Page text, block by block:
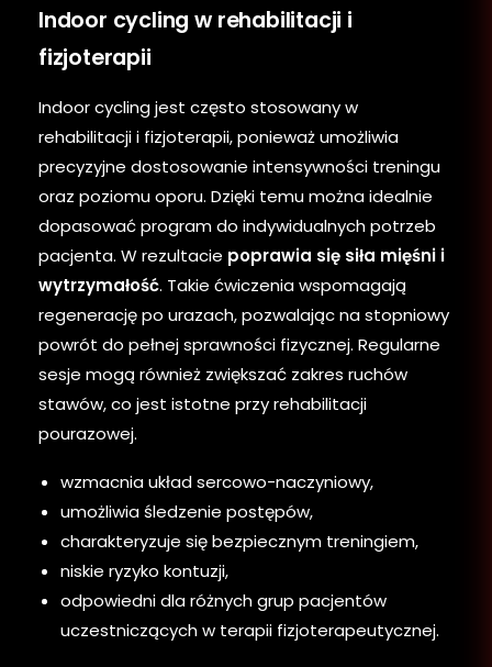
Indoor cycling w rehabilitacji i
fizjoterapii
Indoor cycling jest często stosowany w
rehabilitacji i fizjoterapii, ponieważ umożliwia
precyzyjne dostosowanie intensywności treningu
oraz poziomu oporu. Dzięki temu można idealnie
dopasować program do indywidualnych potrzeb
pacjenta. W rezultacie poprawia się siła mięśni i
wytrzymałość. Takie ćwiczenia wspomagają
regenerację po urazach, pozwalając na stopniowy
powrót do pełnej sprawności fizycznej. Regularne
sesje mogą również zwiększać zakres ruchów
stawów, co jest istotne przy rehabilitacji
pourazowej.
wzmacnia układ sercowo-naczyniowy,
umożliwia śledzenie postępów,
charakteryzuje się bezpiecznym treningiem,
niskie ryzyko kontuzji,
odpowiedni dla różnych grup pacjentów
uczestniczących w terapii fizjoterapeutycznej.